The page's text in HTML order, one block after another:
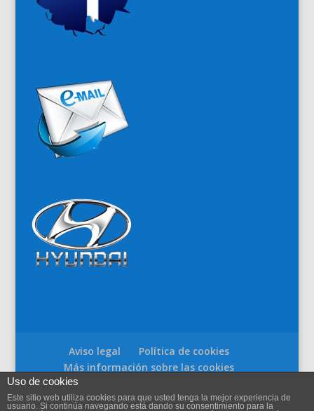
Aviso legal
Política de cookies
Más información sobre las cookies
Uso de cookies
Este sitio web utiliza cookies para que usted tenga la mejor experiencia de
usuario. Si continúa navegando está dando su consentimiento para la